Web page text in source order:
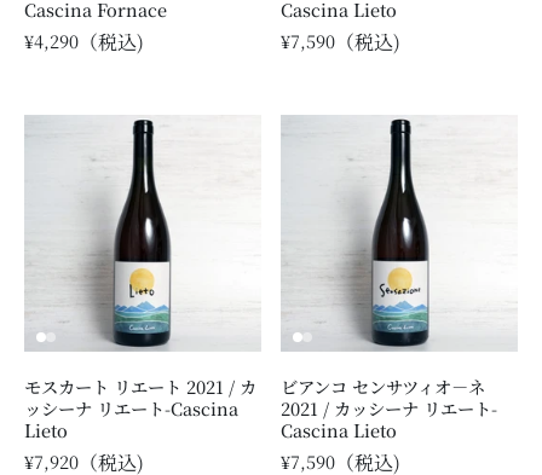
Cascina Fornace
¥4,290
Cascina Lieto
¥7,590
モスカート リエート 2021 / カ
ッシーナ リエート-Cascina
Lieto
¥7,920
ビアンコ センサツィオ－ネ
2021 / カッシーナ リエート-
Cascina Lieto
¥7,590